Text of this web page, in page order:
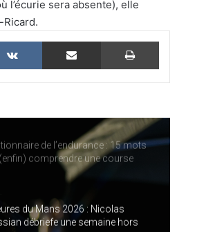
l’écurie sera absente), elle
Ricard.
VKontakte Partager par email Imprimer
: une quatrième place pour IDEC
à Imola, pendant qu’IDEC
LE MOMENT OÙ LA SAISON
de l’endurance : 15 mots
comprendre une course
Le Mans Series
du Mans 2026 : Nicolas
débriefe une semaine hors